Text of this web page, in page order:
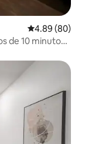
Calificación
4.89 (80)
de 10 minutos